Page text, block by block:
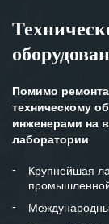
Помимо
техническому
инженерами на
лаборатории
Крупнейшая